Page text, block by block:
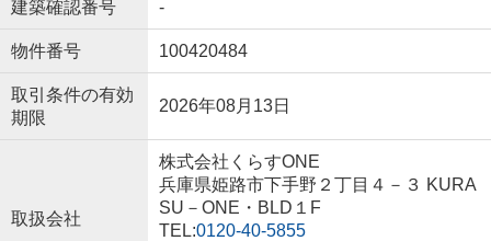
建築確認番号 -
物件番号 100420484
取引条件の有効
期限
2026年08月13日
取扱会社
株式会社くらすONE
兵庫県姫路市下手野２丁目４－３ KURA
SU－ONE・BLD１F
TEL:0120-40-5855